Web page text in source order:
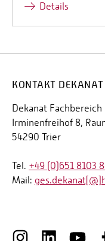
Details
KONTAKT DEKANAT
Dekanat Fachbereich
Irminenfreihof 8,
54290 Trier
Tel. +49 (0)651 8103
Mail: